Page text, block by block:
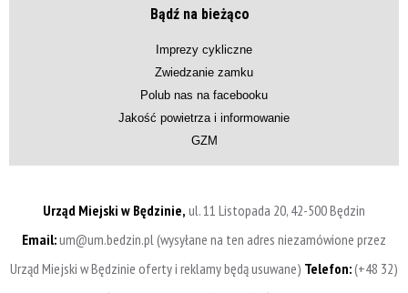
Bądź na bieżąco
Imprezy cykliczne
Zwiedzanie zamku
Polub nas na facebooku
Jakość powietrza i informowanie
GZM
Urząd Miejski w Będzinie, ul. 11 Listopada 20, 42-500 Będzin
Email:um@um.bedzin.pl (wysyłane na ten adres niezamówione przez
Urząd Miejski w Będzinie oferty i reklamy będą usuwane) Telefon:(+48 32)